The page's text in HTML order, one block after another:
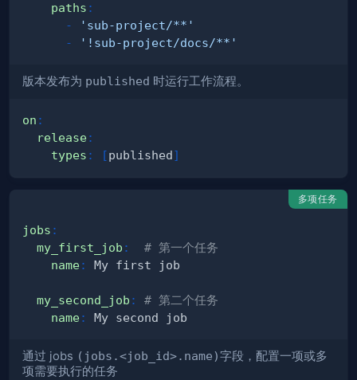
paths :
-
'sub-project/**'
-
'!sub-project/docs/**'
版本发布为 published 时运行工作流程。
on :
release:
types : [published]
多项任务
jobs :
my_first_job :
# 第一个任务
name:
my_second_job :
# 第二个任务
name:
通过 jobs (jobs.<job_id>.name)字段，配置一项或多
项需要执行的任务